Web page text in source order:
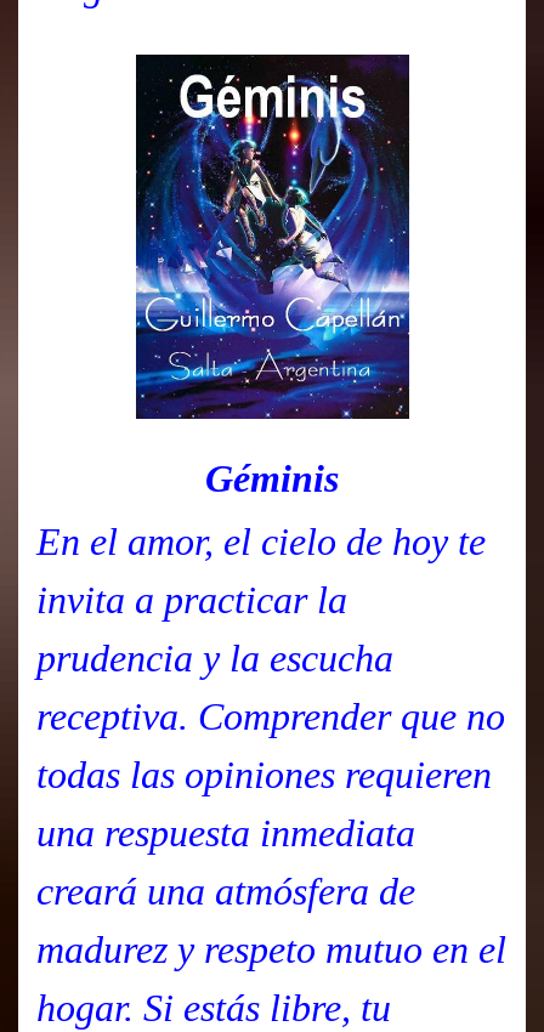
Géminis
En el amor, el cielo de hoy te
invita a practicar la
prudencia y la escucha
receptiva. Comprender que no
todas las opiniones requieren
una respuesta inmediata
creará una atmósfera de
madurez y respeto mutuo en el
hogar. Si estás libre, tu